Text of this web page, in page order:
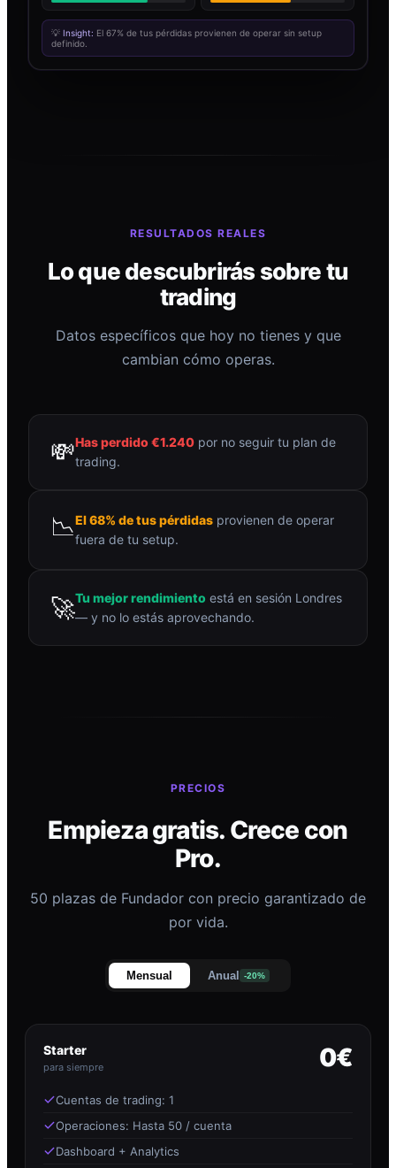
💡 Insight: El 67% de tus pérdidas provienen de operar sin setup
definido.
RESULTADOS REALES
Lo que descubrirás sobre tu
trading
Datos específicos que hoy no tienes y que
cambian cómo operas.
💸Has perdido €1.240 por no seguir tu plan de
trading.
📉El 68% de tus pérdidas provienen de operar
fuera de tu setup.
🚀Tu mejor rendimiento está en sesión Londres
— y no lo estás aprovechando.
PRECIOS
Empieza gratis. Crece con
Pro.
50 plazas de Fundador con precio garantizado de
por vida.
Mensual Anual -20%
Starter
para siempre 0€
Cuentas de trading: 1
Operaciones: Hasta 50 / cuenta
Dashboard + Analytics